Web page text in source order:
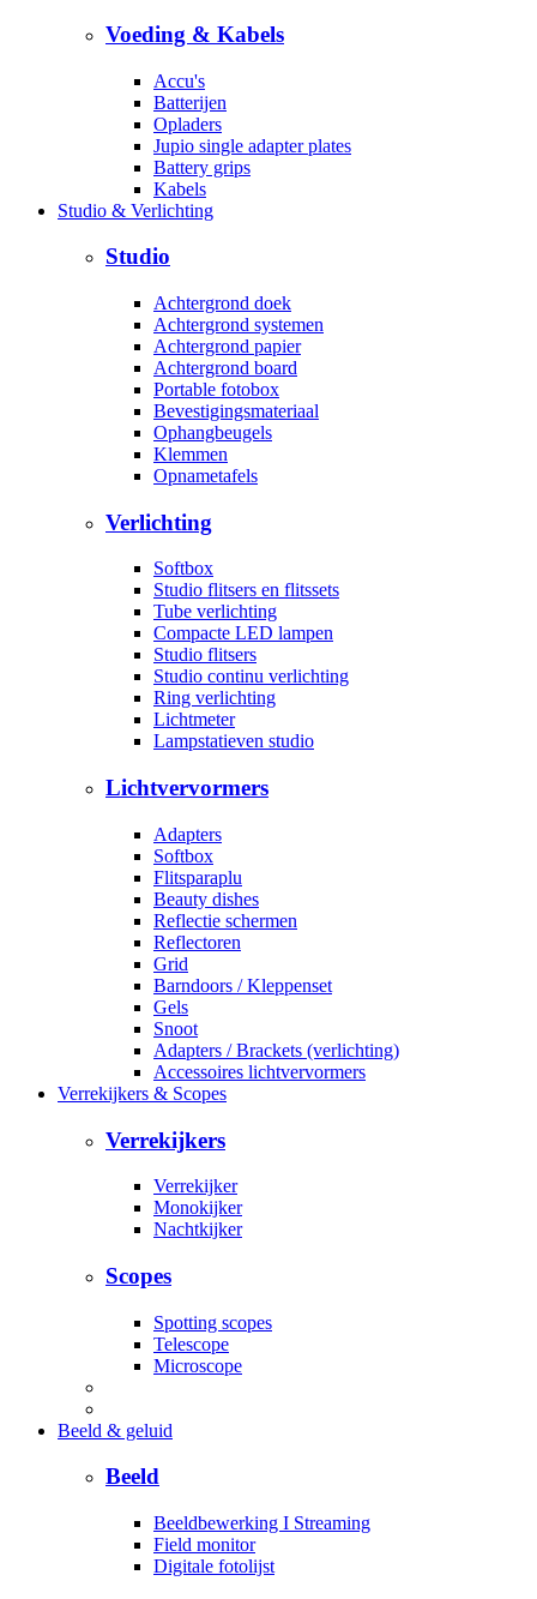
Voeding & Kabels
Accu's
Batterijen
Opladers
Jupio single adapter plates
Battery grips
Kabels
Studio & Verlichting
Studio
Achtergrond doek
Achtergrond systemen
Achtergrond papier
Achtergrond board
Portable fotobox
Bevestigingsmateriaal
Ophangbeugels
Klemmen
Opnametafels
Verlichting
Softbox
Studio flitsers en flitssets
Tube verlichting
Compacte LED lampen
Studio flitsers
Studio continu verlichting
Ring verlichting
Lichtmeter
Lampstatieven studio
Lichtvervormers
Adapters
Softbox
Flitsparaplu
Beauty dishes
Reflectie schermen
Reflectoren
Grid
Barndoors / Kleppenset
Gels
Snoot
Adapters / Brackets (verlichting)
Accessoires lichtvervormers
Verrekijkers & Scopes
Verrekijkers
Verrekijker
Monokijker
Nachtkijker
Scopes
Spotting scopes
Telescope
Microscope
Beeld & geluid
Beeld
Beeldbewerking I Streaming
Field monitor
Digitale fotolijst